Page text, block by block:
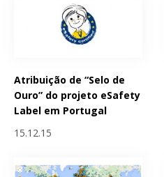
Atribuição de “Selo de
Ouro” do projeto eSafety
Label em Portugal
15.12.15
Páginas